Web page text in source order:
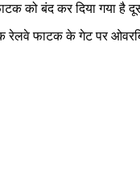
को बंद कर दिया गया है
फाटक के गेट पर